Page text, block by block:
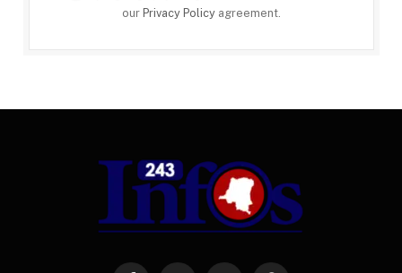
our Privacy Policy agreement.